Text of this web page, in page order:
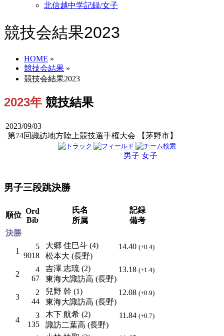
北信越中学記録/女子
競技会結果2023
HOME »
競技会結果 »
競技会結果2023
2023年 競技結果
2023/09/03
第74回諏訪地方陸上競技選手権大会 【茅野市】
男子 女子
男子三段跳決勝
順位 Ord
Bib
氏名
所属
記録
備考
決勝
1
5
9018
大郷 佳巳斗 (4)
松本大 (長野)
14.40 (+0.4)
2
4
67
吉澤 志琉 (2)
東海大諏訪高 (長野)
13.18 (+1.4)
3
2
44
兒野 幹 (1)
東海大諏訪高 (長野)
12.08 (+0.9)
4
3
135
木下 航希 (2)
諏訪二葉高 (長野)
11.84 (+0.7)